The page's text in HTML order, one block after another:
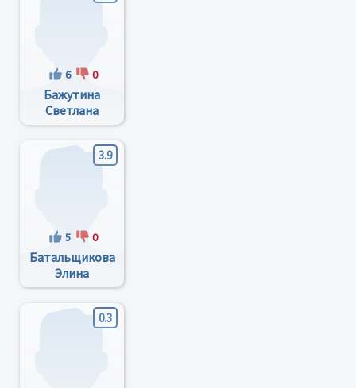
6 0
Бажутина
Светлана
Борисовна
3.9
5 0
Батальщикова
Элина
Юрьевна
0.3